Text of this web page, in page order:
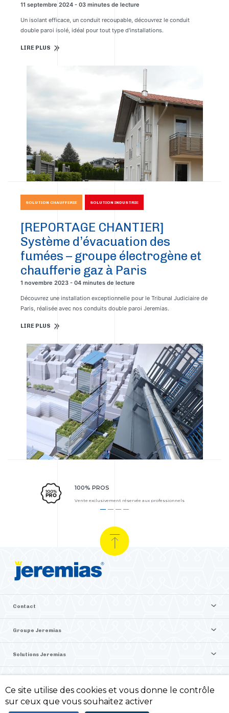
11 septembre 2024 - 03 minutes de lecture
Un isolant efficace, un conduit recoupable, découvrez le conduit
double paroi isolé, idéal pour tout type d'installations.
LIRE PLUS
SOLUTION CHAUFFERIE SOLUTION INDUSTRIE
[REPORTAGE CHANTIER]
Système d’évacuation des
fumées – groupe électrogène et
chaufferie gaz à Paris
1 novembre 2023 - 04 minutes de lecture
Découvrez une installation exceptionnelle pour le Tribunal Judiciaire de
Paris, réalisée avec nos conduits double paroi Jeremias.
LIRE PLUS
100% PROS
Vente exclusivement réservée aux professionnels
Contact
Groupe Jeremias
Solutions Jeremias
©2026 Jeremias France
Ce site utilise des cookies et vous donne le contrôle
sur ceux que vous souhaitez activer